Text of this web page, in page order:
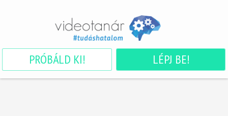
PRÓBÁLD KI! LÉPJ BE!